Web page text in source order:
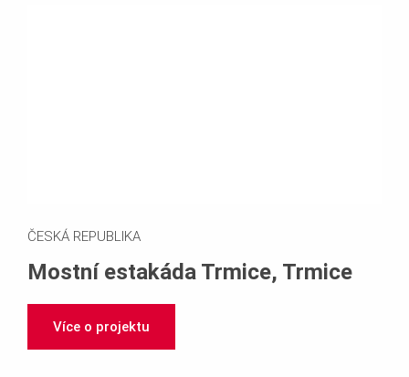
ČESKÁ REPUBLIKA
Mostní estakáda Trmice, Trmice
Více o projektu